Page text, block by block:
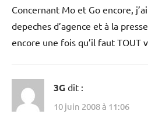
Concernant Mo et Go encore,
depeches d’agence et à la
encore une fois qu’il faut TOUT
3G dit :
10 juin 2008 à 11:06